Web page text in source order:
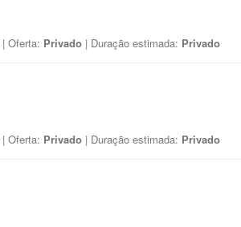
| Oferta: Privado | Duração estimada: Privado
| Oferta: Privado | Duração estimada: Privado